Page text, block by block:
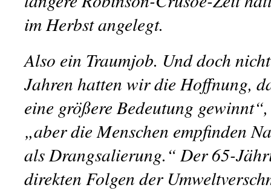
im Herbst angelegt.
Also ein Traumjob. Und doch
Jahren hatten wir die Hoffnung,
eine größere Bedeutung
„aber die Menschen empfinden
als Drangsalierung.“ Der 65-
direkten Folgen der